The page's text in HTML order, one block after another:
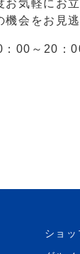
気軽にお
会をお見逃
：00～20：
ショッ